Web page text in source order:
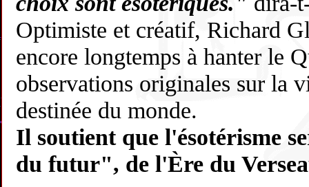
Optimiste et créatif, Richard
encore longtemps à hanter le
observations originales sur la
destinée du monde.
Il soutient que l'ésotérisme
du futur", de l'Ère du